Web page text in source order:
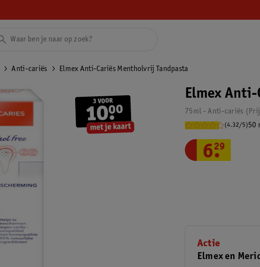
Anti-cariës Elmex Anti-Cariës Mentholvrij Tandpasta
Elmex
75ml - Anti-cariës
(4.32/5)50
6.
29
Actie
Elmex en